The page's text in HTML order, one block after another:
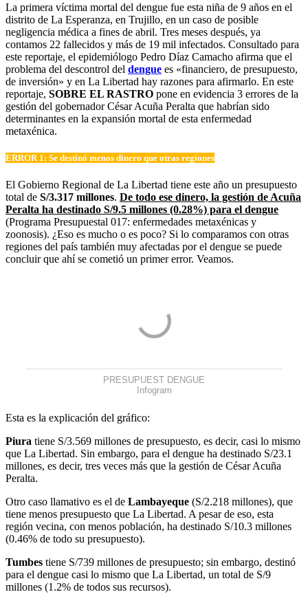
La primera víctima mortal del dengue fue esta niña de 9 años en el
distrito de La Esperanza, en Trujillo, en un caso de posible
negligencia médica a fines de abril. Tres meses después, ya
contamos 22 fallecidos y más de 19 mil infectados. Consultado para
este reportaje, el epidemiólogo Pedro Díaz Camacho afirma que el
problema del descontrol del dengue es «financiero, de presupuesto,
de inversión» y en La Libertad hay razones para afirmarlo. En este
reportaje, SOBRE EL RASTRO pone en evidencia 3 errores de la
gestión del gobernador César Acuña Peralta que habrían sido
determinantes en la expansión mortal de esta enfermedad
metaxénica.
ERROR 1: Se destinó menos dinero que otras regiones
El Gobierno Regional de La Libertad tiene este año un presupuesto
total de S/3.317 millones. De todo ese dinero, la gestión de Acuña
Peralta ha destinado S/9.5 millones (0.28%) para el dengue
(Programa Presupuestal 017: enfermedades metaxénicas y
zoonosis). ¿Eso es mucho o es poco? Si lo comparamos con otras
regiones del país también muy afectadas por el dengue se puede
concluir que ahí se cometió un primer error. Veamos.
PRESUPUEST DENGUE
Infogram
Esta es la explicación del gráfico:
Piura tiene S/3.569 millones de presupuesto, es decir, casi lo mismo
que La Libertad. Sin embargo, para el dengue ha destinado S/23.1
millones, es decir, tres veces más que la gestión de César Acuña
Peralta.
Otro caso llamativo es el de Lambayeque (S/2.218 millones), que
tiene menos presupuesto que La Libertad. A pesar de eso, esta
región vecina, con menos población, ha destinado S/10.3 millones
(0.46% de todo su presupuesto).
Tumbes tiene S/739 millones de presupuesto; sin embargo, destinó
para el dengue casi lo mismo que La Libertad, un total de S/9
millones (1.2% de todos sus recursos).